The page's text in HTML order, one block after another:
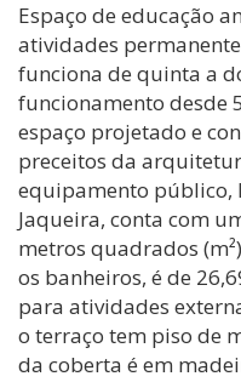
Espaço de educação
atividades
funciona de quinta a
funcionamento desde
espaço projetado e
preceitos da
equipamento público,
Jaqueira, conta com
metros quadrados
os banheiros, é de
para atividades
o terraço tem piso de
da coberta é em